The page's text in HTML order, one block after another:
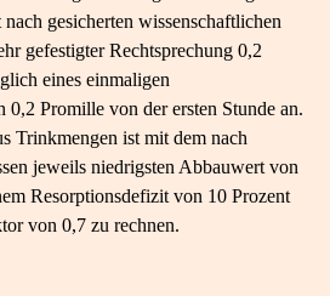
gesicherten wissenschaftlichen
gefestigter Rechtsprechung 0,2
eines einmaligen
0,2 Promille von der ersten Stunde an.
Trinkmengen ist mit dem nach
jeweils niedrigsten Abbauwert von
Resorptionsdefizit von 10 Prozent
von 0,7 zu rechnen.